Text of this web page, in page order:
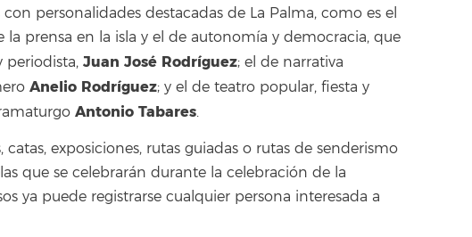
personalidades destacadas de La Palma, como es el
la prensa en la isla y el de autonomía y democracia, que
periodista, Juan José Rodríguez; el de narrativa
Anelio Rodríguez; y el de teatro popular, fiesta y
Antonio Tabares.
exposiciones, rutas guiadas o rutas de senderismo
que se celebrarán durante la celebración de la
ya puede registrarse cualquier persona interesada a